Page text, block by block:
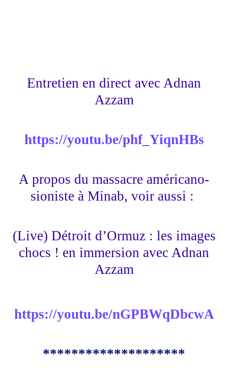
Entretien en direct avec Adnan
Azzam
https://youtu.be/phf_YiqnHBs
A propos du massacre américano-
sioniste à Minab, voir aussi :
(Live) Détroit d’Ormuz : les images
chocs ! en immersion avec Adnan
Azzam
https://youtu.be/nGPBWqDbcwA
********************